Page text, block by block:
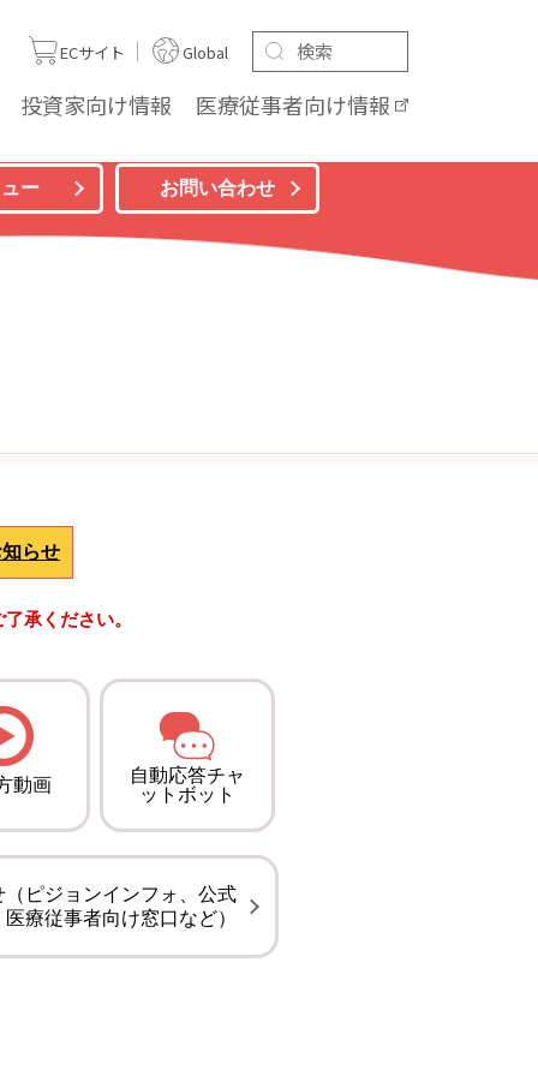
投資家向け情報 医療従事者向け情報
ECサイト Global
ー お問い合わせ
らせ
承ください。
動画
自動応答チャ
ットボット
ピジョンインフォ、公式
療従事者向け窓口など）